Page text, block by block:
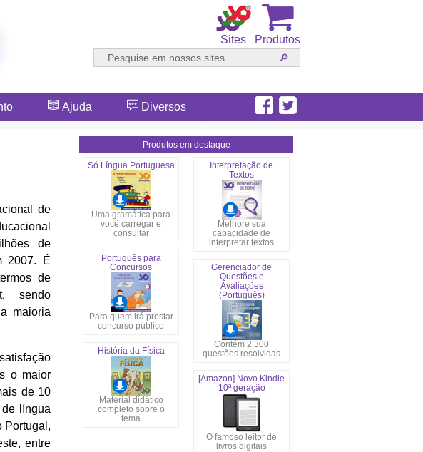
Produtos
Sites
Ajuda Diversos
de
de
2007. É
de
sendo
maioria
o maior
de 10
língua
Portugal,
entre
Produtos em destaque
Só Língua Portuguesa
Uma gramática para
você carregar e
consultar
Interpretação de
Textos
Melhore sua
capacidade de
interpretar textos
Português para
Concursos
Para quem irá prestar
concurso público
Gerenciador de
Questões e
Avaliações
(Português)
Contém 2.300
questões resolvidas
História da Física
Material didático
completo sobre o
tema
[Amazon] Novo Kindle
10ª geração
O famoso leitor de
livros digitais